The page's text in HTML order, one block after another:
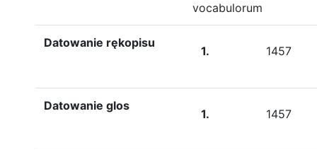
vocabulorum
Datowanie rękopisu
1. 1457
Datowanie glos
1. 1457